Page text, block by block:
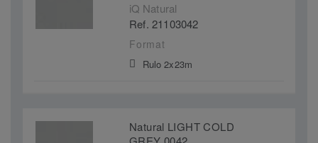
iQ Natural
Ref. 21103042
Format
Rulo 2x23m
Natural LIGHT COLD